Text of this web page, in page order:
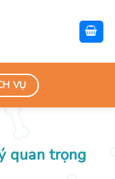
VỤ
quan trọng